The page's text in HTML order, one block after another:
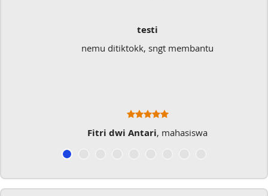
testi
nemu ditiktokk, sngt membantu
Fitri dwi Antari, mahasiswa